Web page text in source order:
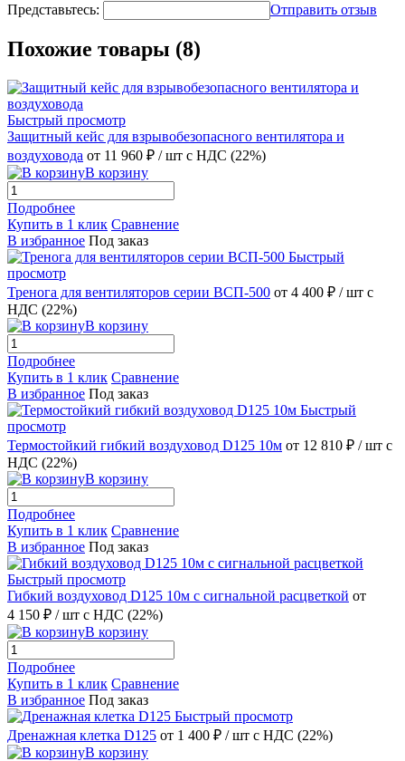
Представьтесь: Отправить отзыв
Похожие товары (8)
Быстрый просмотр
Защитный кейс для взрывобезопасного вентилятора и
воздуховода от 11 960 ₽ / шт с НДС (22%)
В корзину
Подробнее
Купить в 1 клик Сравнение
В избранное Под заказ
Быстрый
просмотр
Тренога для вентиляторов серии ВСП-500 от 4 400 ₽ / шт с
НДС (22%)
В корзину
Подробнее
Купить в 1 клик Сравнение
В избранное Под заказ
Быстрый
просмотр
Термостойкий гибкий воздуховод D125 10м от 12 810 ₽ / шт с
НДС (22%)
В корзину
Подробнее
Купить в 1 клик Сравнение
В избранное Под заказ
Быстрый просмотр
Гибкий воздуховод D125 10м с сигнальной расцветкой от
4 150 ₽ / шт с НДС (22%)
В корзину
Подробнее
Купить в 1 клик Сравнение
В избранное Под заказ
Быстрый просмотр
Дренажная клетка D125 от 1 400 ₽ / шт с НДС (22%)
В корзину